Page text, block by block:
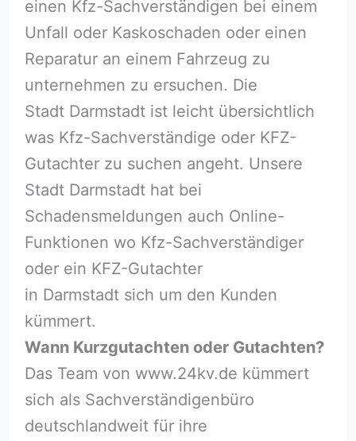
einen Kfz-Sachverständigen bei einem
Unfall oder Kaskoschaden oder einen
Reparatur an einem Fahrzeug zu
unternehmen zu ersuchen. Die
Stadt Darmstadt ist leicht übersichtlich
was Kfz-Sachverständige oder KFZ-
Gutachter zu suchen angeht. Unsere
Stadt Darmstadt hat bei
Schadensmeldungen auch Online-
Funktionen wo Kfz-Sachverständiger
oder ein KFZ-Gutachter
in Darmstadt sich um den Kunden
kümmert.
Wann Kurzgutachten oder Gutachten?
Das Team von www.24kv.de kümmert
sich als Sachverständigenbüro
deutschlandweit für ihre